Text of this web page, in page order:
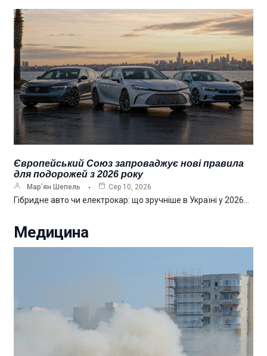
Європейський Союз запроваджує нові правила
для подорожей з 2026 року
Мар’ян Шепель Сер 10, 2026
Гібридне авто чи електрокар: що зручніше в Україні у 2026…
Медицина